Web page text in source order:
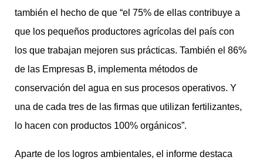
también el hecho de que “el 75% de ellas contribuye a
que los pequeños productores agrícolas del país con
los que trabajan mejoren sus prácticas. También el 86%
de las Empresas B, implementa métodos de
conservación del agua en sus procesos operativos. Y
una de cada tres de las firmas que utilizan fertilizantes,
lo hacen con productos 100% orgánicos”.
Aparte de los logros ambientales, el informe destaca